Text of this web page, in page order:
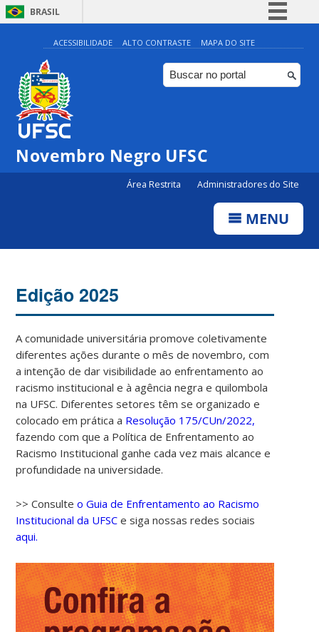
BRASIL
Simplifique!
Comunica BR
Participe
ACESSIBILIDADE ALTO CONTRASTE MAPA DO SITE
Novembro Negro UFSC
Área Restrita Administradores do Site
MENU
Edição 2025
A comunidade universitária promove coletivamente
diferentes ações durante o mês de novembro, com
a intenção de dar visibilidade ao enfrentamento ao
racismo institucional e à agência negra e quilombola
na UFSC. Diferentes setores têm se organizado e
colocado em prática a Resolução 175/CUn/2022,
fazendo com que a Política de Enfrentamento ao
Racismo Institucional ganhe cada vez mais alcance e
profundidade na universidade.
>> Consulteo Guia de Enfrentamento ao Racismo
Institucional da UFSC e siga nossas redes sociais
aqui.